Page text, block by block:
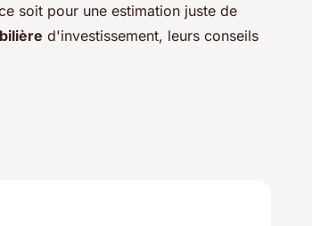
soit pour une estimation juste de
d'investissement, leurs conseils